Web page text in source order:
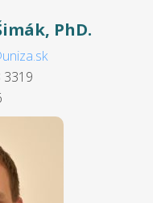
PhD.